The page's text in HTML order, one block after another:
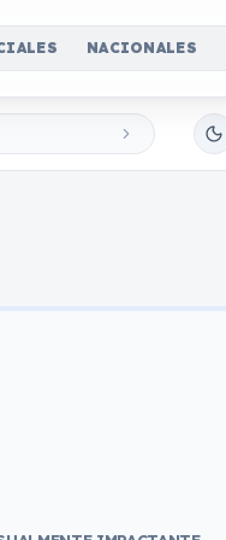
NACIONALES